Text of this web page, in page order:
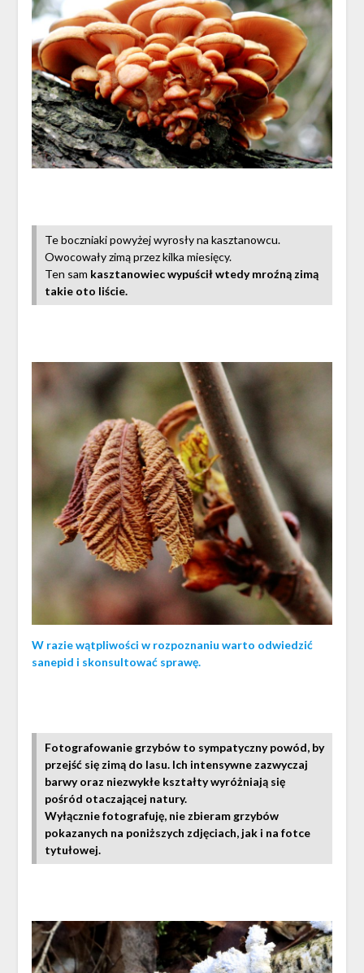
Te boczniaki powyżej wyrosły na kasztanowcu.
Owocowały zimą przez kilka miesięcy.
Ten sam kasztanowiec wypuścił wtedy mroźną zimą
takie oto liście.
W razie wątpliwości w rozpoznaniu warto odwiedzić
sanepid i skonsultować sprawę.
Fotografowanie grzybów to sympatyczny powód, by
przejść się zimą do lasu. Ich intensywne zazwyczaj
barwy oraz niezwykłe kształty wyróżniają się
pośród otaczającej natury.
Wyłącznie fotografuję, nie zbieram grzybów
pokazanych na poniższych zdjęciach, jak i na fotce
tytułowej.